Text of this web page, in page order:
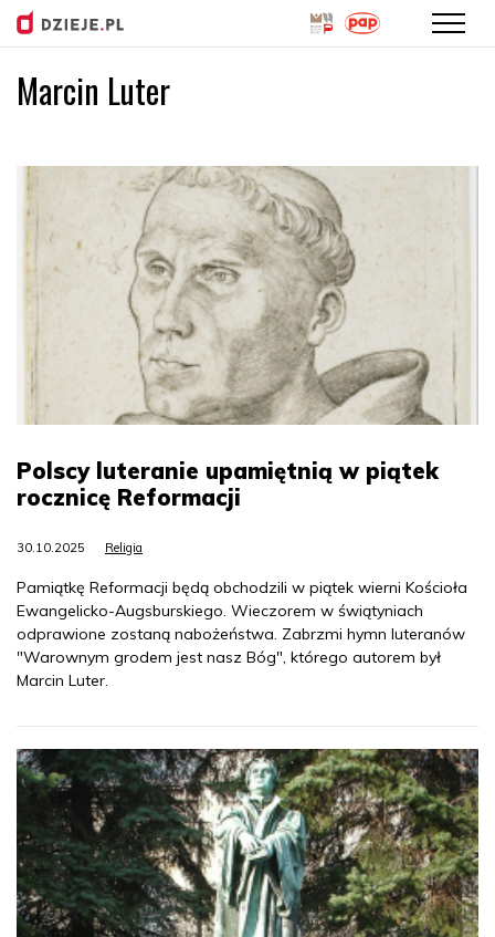
Marcin Luter
Polscy luteranie upamiętnią w piątek
rocznicę Reformacji
30.10.2025 Religia
Pamiątkę Reformacji będą obchodzili w piątek wierni Kościoła
Ewangelicko-Augsburskiego. Wieczorem w świątyniach
odprawione zostaną nabożeństwa. Zabrzmi hymn luteranów
"Warownym grodem jest nasz Bóg", którego autorem był
Marcin Luter.